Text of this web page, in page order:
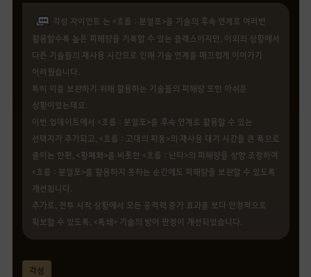
각성 자이언트 는 <흐름 : 분열포>를 기술의 후속 연계로 여러번
활용할수록 높은 피해량을 기록할 수 있는 클래스이지만, 이외의 상황에서
다른 기술들의 재사용 시간으로 인해 기술 연계를 매끄럽게 이어가기
어려웠습니다.
특히 이를 보완하기 위해 활용하는 기술들의 피해량 또한 아쉬운
상황이었는데요.
이번 업데이트에서 <흐름 : 분열포>를 후속 연계로 활용할 수 있는
선택지가 추가되고, <흐름 : 고대의 파동>의 재사용 대기 시간을 큰 폭으로
줄이는 한편, <황폐화>를 비롯한 <흐름 : 난타>의 피해량을 상향 조정하여
<흐름 : 분열포>를 활용하지 못하는 순간에도 피해량을 보완할 수 있도록
개선됩니다.
추가로, 전투 시작 상황에서 모든 공격력 증가 효과를 보다 안정적으로
확보할 수 있도록, <폭쇄> 기술의 방어 판정이 개선되었습니다.
각성